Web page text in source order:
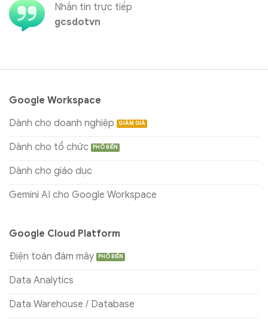
Nhắn tin trực tiếp
gcsdotvn
Google Workspace
Dành cho doanh nghiệp
Dành cho tổ chức
Dành cho giáo dục
Gemini AI cho Google Workspace
Google Cloud Platform
Điện toán đám mây
Data Analytics
Data Warehouse / Database